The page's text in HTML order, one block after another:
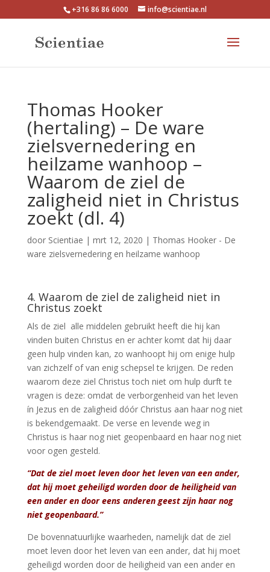
+316 86 86 6000 info@scientiae.nl
Thomas Hooker
(hertaling) – De ware
zielsvernedering en
heilzame wanhoop –
Waarom de ziel de
zaligheid niet in Christus
zoekt (dl. 4)
door Scientiae | mrt 12, 2020 | Thomas Hooker - De
ware zielsvernedering en heilzame wanhoop
4. Waarom de ziel de zaligheid niet in
Christus zoekt
Als de ziel alle middelen gebruikt heeft die hij kan
vinden buiten Christus en er achter komt dat hij daar
geen hulp vinden kan, zo wanhoopt hij om enige hulp
van zichzelf of van enig schepsel te krijgen. De reden
waarom deze ziel Christus toch niet om hulp durft te
vragen is deze: omdat de verborgenheid van het leven
ín Jezus en de zaligheid dóór Christus aan haar nog niet
is bekendgemaakt. De verse en levende weg in
Christus is haar nog niet geopenbaard en haar nog niet
voor ogen gesteld.
“Dat de ziel moet leven door het leven van een ander,
dat hij moet geheiligd worden door de heiligheid van
een ander en door eens anderen geest zijn haar nog
niet geopenbaard.”
De bovennatuurlijke waarheden, namelijk dat de ziel
moet leven door het leven van een ander, dat hij moet
geheiligd worden door de heiligheid van een ander en